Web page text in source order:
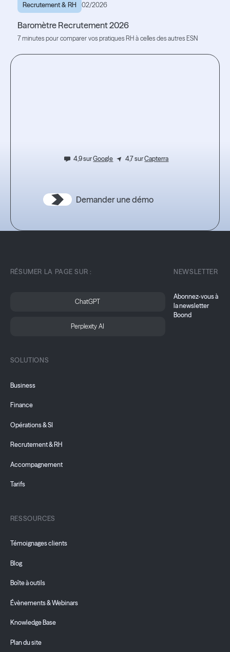
Recrutement & RH 02/2026
Baromètre Recrutement 2026
7 minutes pour comparer vos pratiques RH à celles des autres ESN
4,9 surGoogle 4,7 surCapterra
Demander une démo
RÉSUMER LA PAGE SUR :
ChatGPT
Perplexity AI
SOLUTIONS
Business
Finance
Opérations & SI
Recrutement & RH
Accompagnement
Tarifs
RESSOURCES
Témoignages clients
Blog
Boîte à outils
Évènements & Webinars
Knowledge Base
Plan du site
NEWSLETTER
Abonnez-vous à
la newsletter
Boond